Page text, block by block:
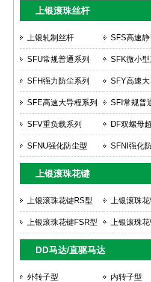
上银滚珠丝杆
上银轧制丝杆 SFS高速静
SFU常规普通系列 SFK微小型
SFH强力防尘系列 SFY高速大
SFE高速大导程系列 SFI常规普
SFV重负载系列 DF双螺母
SFNU强化防尘型 SFNI强化
上银滚珠花键
上银滚珠花键RS型 上银滚珠
上银滚珠花键FSR型 上银滚珠
DD马达/直驱马达
外转子型 内转子型